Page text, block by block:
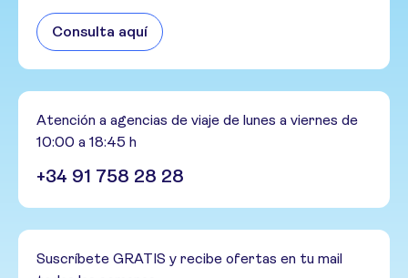
Consulta aquí
Atención a agencias de viaje de lunes a viernes de
10:00 a 18:45 h
+34 91 758 28 28
Suscríbete GRATIS y recibe ofertas en tu mail